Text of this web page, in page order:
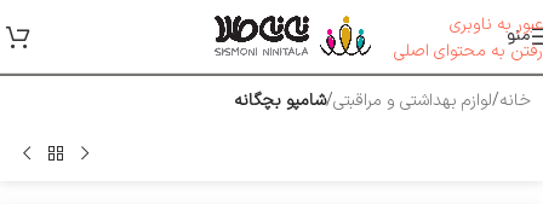
عبور به ناوبری
رفتن به محتوای اصلی
منو
خانه لوازم بهداشتی و مراقبتی شامپو بچگانه